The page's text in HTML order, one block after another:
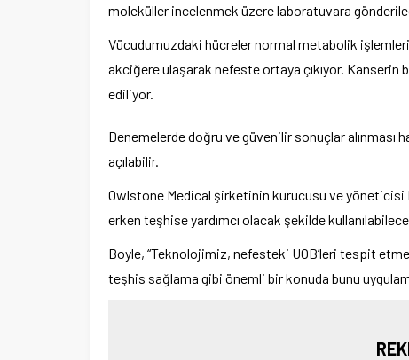
moleküller incelenmek üzere laboratuvara
Vücudumuzdaki hücreler normal metabolik
akciğere ulaşarak nefeste ortaya çıkıyor. Kanserin
ediliyor.
Denemelerde doğru ve güvenilir sonuçlar alınması
açılabilir.
Owlstone Medical şirketinin kurucusu ve yöneticisi
erken teşhise yardımcı olacak şekilde
Boyle, “Teknolojimiz, nefesteki UOB’leri tespit
teşhis sağlama gibi önemli bir konuda bunu